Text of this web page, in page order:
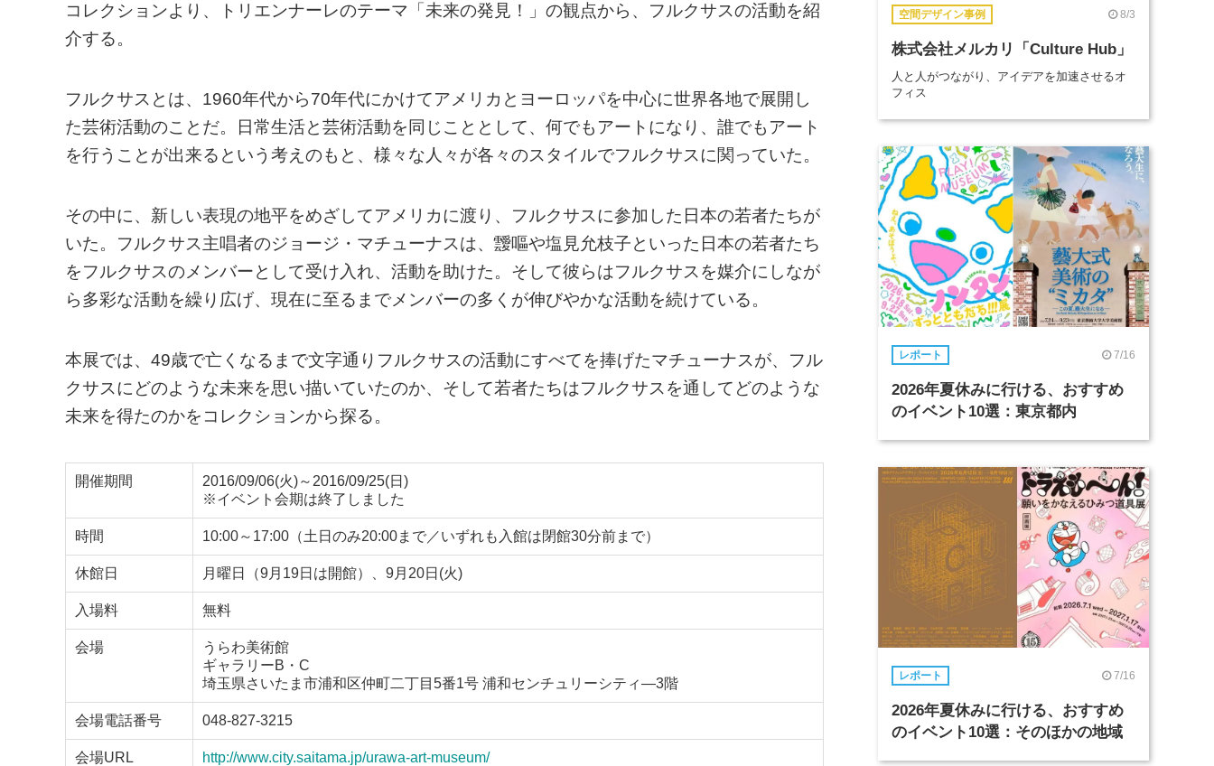
コレクションより、トリエンナーレのテーマ「未来の発見！」の観点から、フルクサスの活動を紹
介する。
フルクサスとは、1960年代から70年代にかけてアメリカとヨーロッパを中心に世界各地で展開し
た芸術活動のことだ。日常生活と芸術活動を同じこととして、何でもアートになり、誰でもアート
を行うことが出来るという考えのもと、様々な人々が各々のスタイルでフルクサスに関っていた。
その中に、新しい表現の地平をめざしてアメリカに渡り、フルクサスに参加した日本の若者たちが
いた。フルクサス主唱者のジョージ・マチューナスは、靉嘔や塩見允枝子といった日本の若者たち
をフルクサスのメンバーとして受け入れ、活動を助けた。そして彼らはフルクサスを媒介にしなが
ら多彩な活動を繰り広げ、現在に至るまでメンバーの多くが伸びやかな活動を続けている。
本展では、49歳で亡くなるまで文字通りフルクサスの活動にすべてを捧げたマチューナスが、フル
クサスにどのような未来を思い描いていたのか、そして若者たちはフルクサスを通してどのような
未来を得たのかをコレクションから探る。
開催期間
2016/09/06(火)～2016/09/25(日)
※イベント会期は終了しました
時間 10:00～17:00（土日のみ20:00まで／いずれも入館は閉館30分前まで）
休館日 月曜日（9月19日は開館）、9月20日(火)
入場料 無料
会場
うらわ美術館
ギャラリーB・C
埼玉県さいたま市浦和区仲町二丁目5番1号 浦和センチュリーシティ―3階
会場電話番号 048-827-3215
会場URL http://www.city.saitama.jp/urawa-art-museum/
空間デザイン事例 8/3
株式会社メルカリ「Culture Hub」
人と人がつながり、アイデアを加速させるオ
フィス
レポート 7/16
2026年夏休みに行ける、おすすめ
のイベント10選：東京都内
レポート 7/16
2026年夏休みに行ける、おすすめ
のイベント10選：そのほかの地域